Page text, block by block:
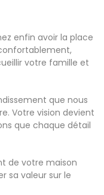
enfin avoir la place
votre famille et
que nous
Votre vision devient
que chaque détail
de votre maison
sa valeur sur le